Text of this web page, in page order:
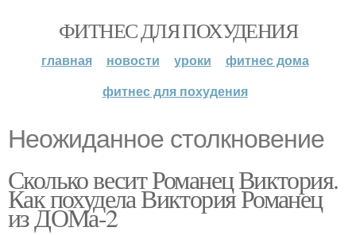
ФИТНЕС ДЛЯ ПОХУДЕНИЯ
главная новости уроки
фитнес дома
фитнес для похудения
Неожиданное столкновение
Сколько весит Романец Виктория.
Как похудела Виктория Романец
из ДОМа-2